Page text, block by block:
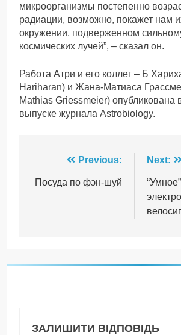
микроорганизмы постепенно
радиации, возможно, покажет нам
окружении, подверженном
космических лучей”, – сказал он.
Работа Атри и его коллег – Б
Hariharan) и Жана-Матиаса
Mathias Griessmeier) опубликована
выпуске журнала Astrobiology.
Навігація
записів
Previous:
Посуда по фэн-шуй
Next:
“Умное”
ЗАЛИШИТИ ВІДПОВІДЬ